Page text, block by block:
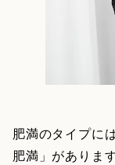
肥満のタイプに
肥満」があります